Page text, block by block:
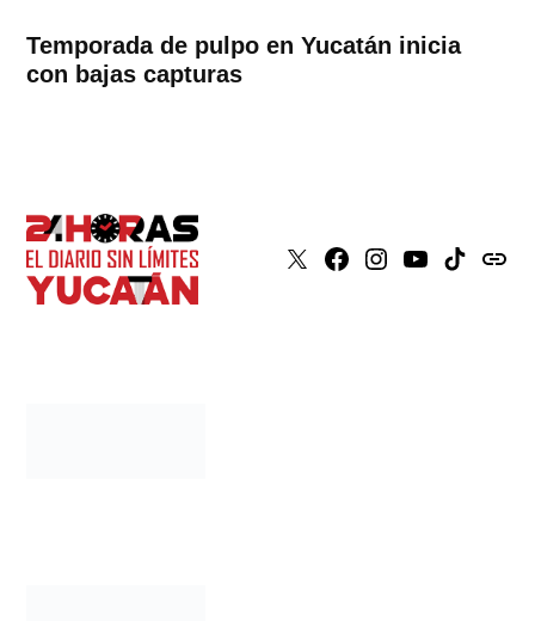
Temporada de pulpo en Yucatán inicia
con bajas capturas